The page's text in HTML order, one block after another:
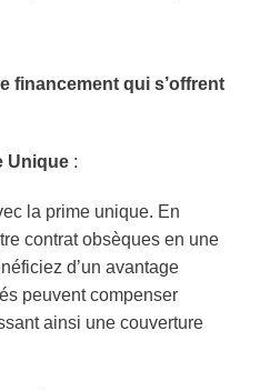
financement qui s’offrent
Unique :
la prime unique. En
contrat obsèques en une
d’un avantage
peuvent compenser
ainsi une couverture